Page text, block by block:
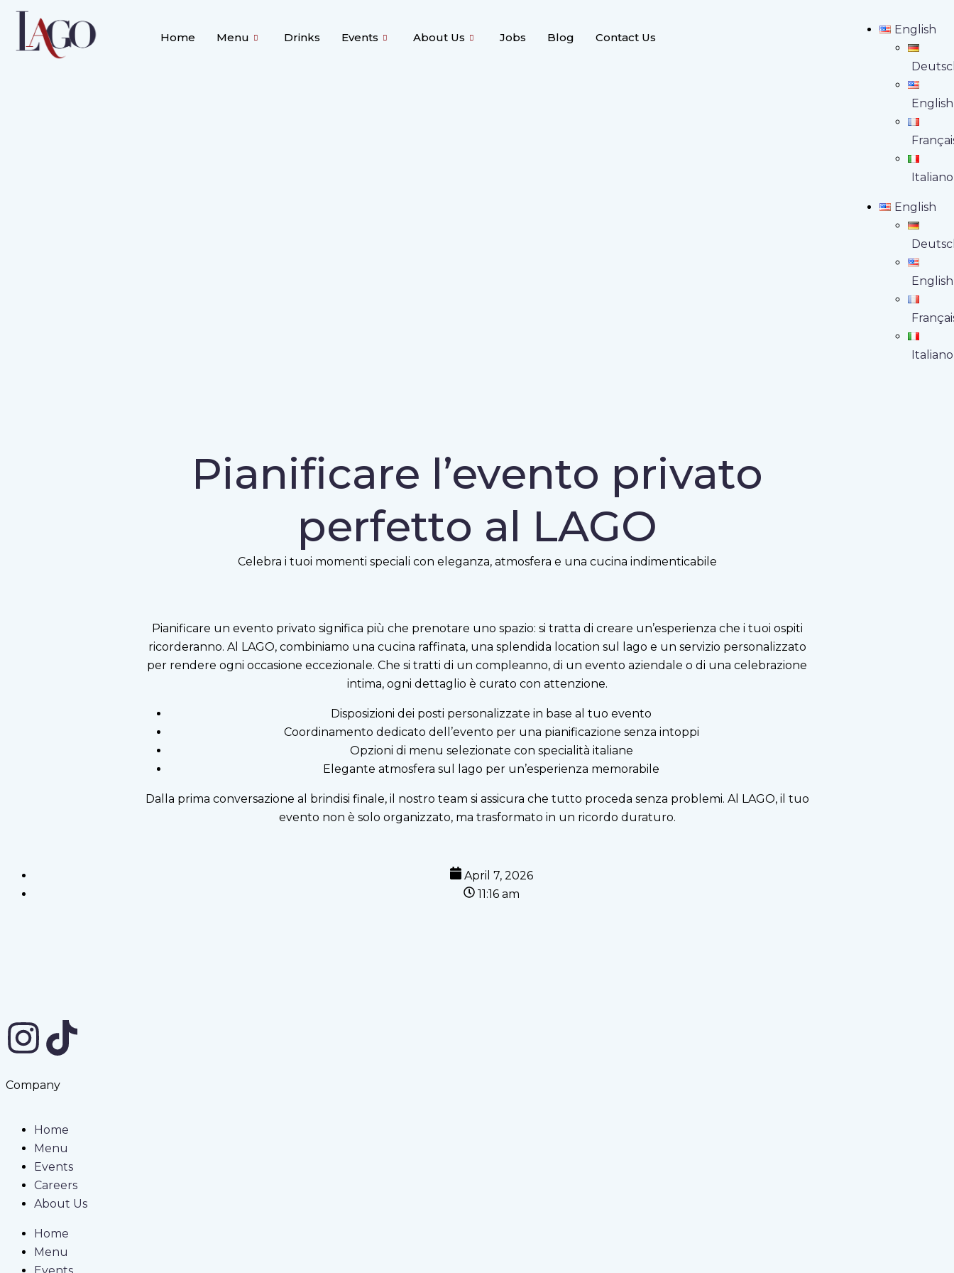
Home Menu Drinks Events About Us Jobs Blog Contact Us
English
English
Italiano
English
English
Italiano
Pianificare l’evento privato
perfetto al LAGO
Celebra i tuoi momenti speciali con eleganza, atmosfera e una cucina indimenticabile
Pianificare un evento privato significa più che prenotare uno spazio: si tratta di creare un’esperienza che i tuoi ospiti
ricorderanno. Al LAGO, combiniamo una cucina raffinata, una splendida location sul lago e un servizio personalizzato
per rendere ogni occasione eccezionale. Che si tratti di un compleanno, di un evento aziendale o di una celebrazione
intima, ogni dettaglio è curato con attenzione.
Disposizioni dei posti personalizzate in base al tuo evento
Coordinamento dedicato dell’evento per una pianificazione senza intoppi
Opzioni di menu selezionate con specialità italiane
Elegante atmosfera sul lago per un’esperienza memorabile
Dalla prima conversazione al brindisi finale, il nostro team si assicura che tutto proceda senza problemi. Al LAGO, il tuo
evento non è solo organizzato, ma trasformato in un ricordo duraturo.
April 7, 2026
11:16 am
Company
Home
Menu
Events
Careers
About Us
Home
Menu